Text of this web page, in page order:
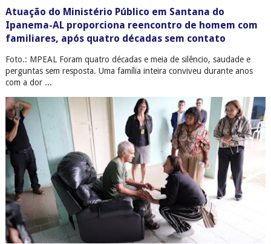
Atuação do Ministério Público em Santana do
Ipanema-AL proporciona reencontro de homem com
familiares, após quatro décadas sem contato
Foto.: MPEAL Foram quatro décadas e meia de silêncio, saudade e
perguntas sem resposta. Uma família inteira conviveu durante anos
com a dor ...